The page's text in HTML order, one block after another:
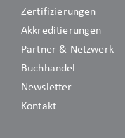
Zertifizierungen
Akkreditierungen
Partner & Netzwerk
Buchhandel
Newsletter
Kontakt